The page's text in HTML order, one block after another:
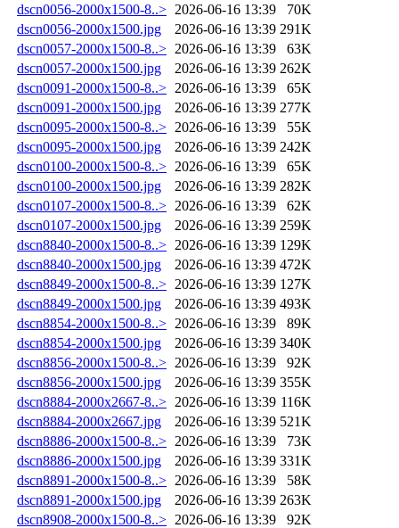
dscn0056-2000x1500-8..> 2026-06-16 13:39
70K
dscn0056-2000x1500.jpg
2026-06-16 13:39 291K
dscn0057-2000x1500-8..> 2026-06-16 13:39
63K
dscn0057-2000x1500.jpg
2026-06-16 13:39 262K
dscn0091-2000x1500-8..> 2026-06-16 13:39
65K
dscn0091-2000x1500.jpg
2026-06-16 13:39 277K
dscn0095-2000x1500-8..> 2026-06-16 13:39
55K
dscn0095-2000x1500.jpg
2026-06-16 13:39 242K
dscn0100-2000x1500-8..> 2026-06-16 13:39
65K
dscn0100-2000x1500.jpg
2026-06-16 13:39 282K
dscn0107-2000x1500-8..> 2026-06-16 13:39
62K
dscn0107-2000x1500.jpg
2026-06-16 13:39 259K
dscn8840-2000x1500-8..> 2026-06-16 13:39 129K
dscn8840-2000x1500.jpg
2026-06-16 13:39 472K
dscn8849-2000x1500-8..> 2026-06-16 13:39 127K
dscn8849-2000x1500.jpg
2026-06-16 13:39 493K
dscn8854-2000x1500-8..> 2026-06-16 13:39
89K
dscn8854-2000x1500.jpg
2026-06-16 13:39 340K
dscn8856-2000x1500-8..> 2026-06-16 13:39
92K
dscn8856-2000x1500.jpg
2026-06-16 13:39 355K
dscn8884-2000x2667-8..> 2026-06-16 13:39 116K
dscn8884-2000x2667.jpg
2026-06-16 13:39 521K
dscn8886-2000x1500-8..> 2026-06-16 13:39
73K
dscn8886-2000x1500.jpg
2026-06-16 13:39 331K
dscn8891-2000x1500-8..> 2026-06-16 13:39
58K
dscn8891-2000x1500.jpg
2026-06-16 13:39 263K
dscn8908-2000x1500-8..> 2026-06-16 13:39
92K